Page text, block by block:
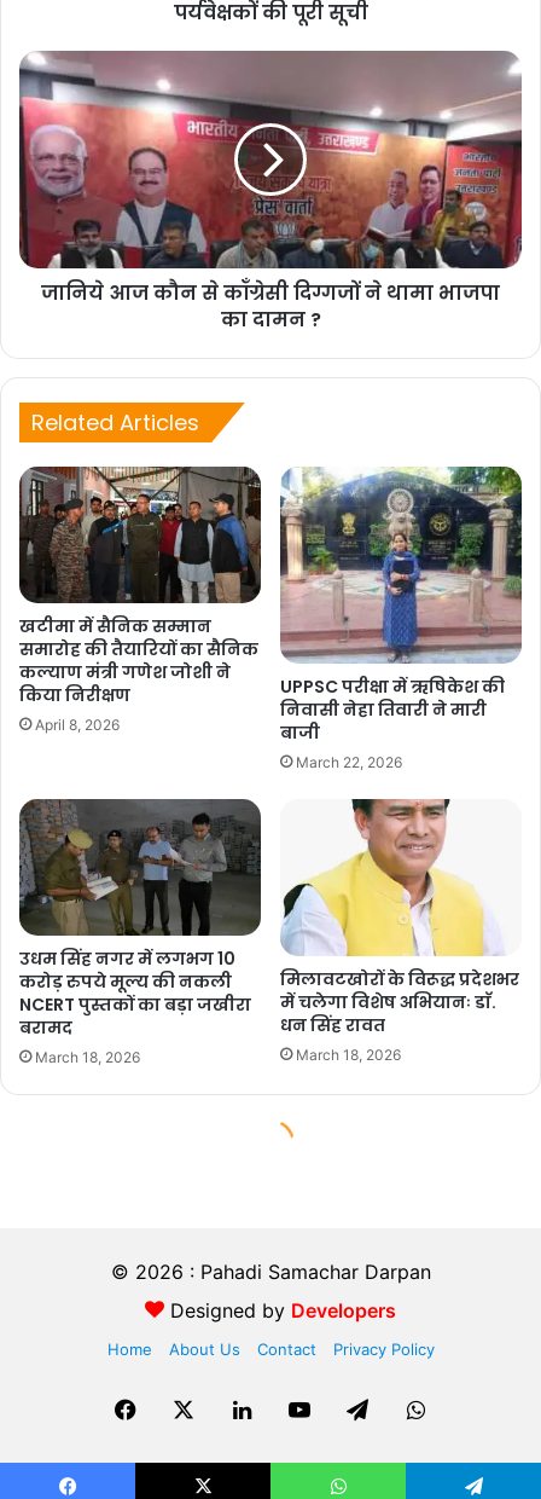
© 2026 : Pahadi Samachar Darpan
Designed by Developers
Home About Us Contact Privacy Policy
Facebook LinkedInYouTubeTelegramWhatsApp